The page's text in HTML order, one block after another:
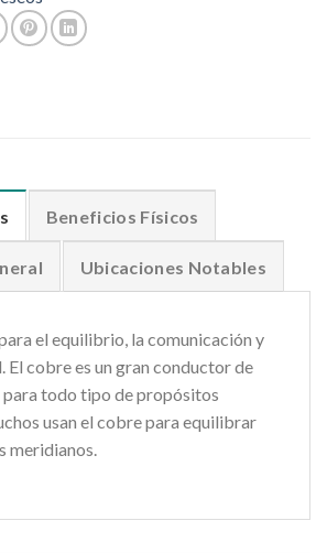
Beneficios Físicos
Ubicaciones Notables
el equilibrio, la comunicación y
El cobre es un gran conductor de
para todo tipo de propósitos
usan el cobre para equilibrar
meridianos.